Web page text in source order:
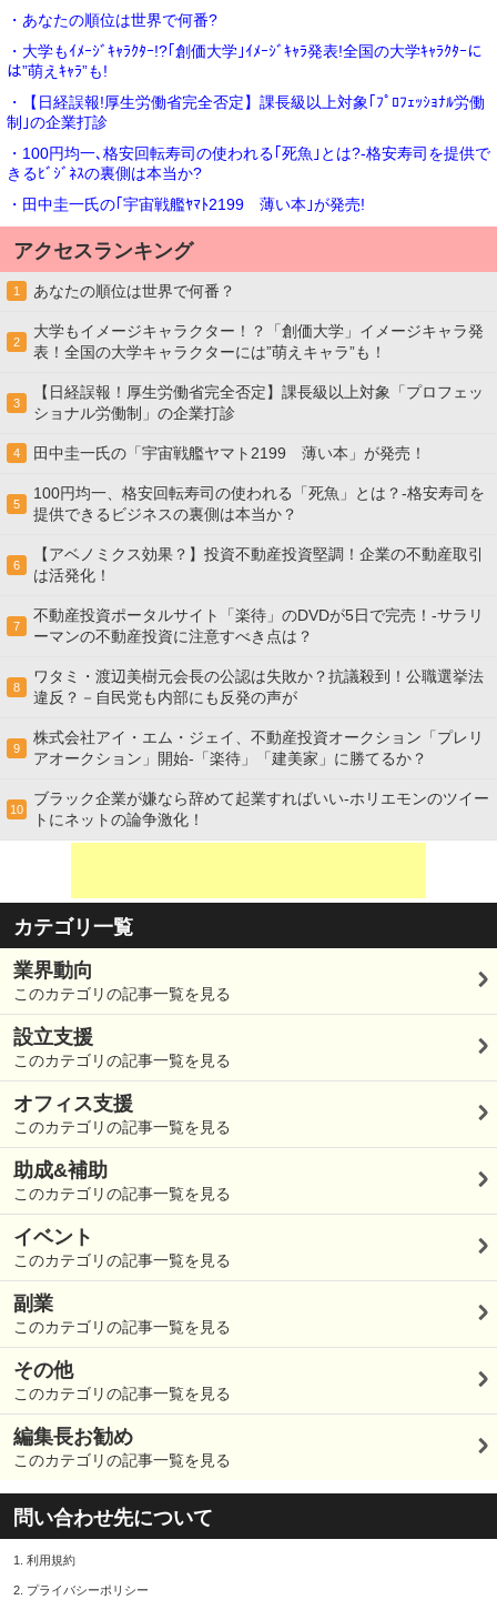
・あなたの順位は世界で何番?
・大学もｲﾒｰｼﾞｷｬﾗｸﾀｰ!?｢創価大学｣ｲﾒｰｼﾞｷｬﾗ発表!全国の大学ｷｬﾗｸﾀｰに
は”萌えｷｬﾗ”も!
・【日経誤報!厚生労働省完全否定】課長級以上対象｢ﾌﾟﾛﾌｪｯｼｮﾅﾙ労働
制｣の企業打診
・100円均一､格安回転寿司の使われる｢死魚｣とは?-格安寿司を提供で
きるﾋﾞｼﾞﾈｽの裏側は本当か?
・田中圭一氏の｢宇宙戦艦ﾔﾏﾄ2199 薄い本｣が発売!
アクセスランキング
1 あなたの順位は世界で何番？
2
大学もイメージキャラクター！？「創価大学」イメージキャラ発
表！全国の大学キャラクターには”萌えキャラ”も！
3
【日経誤報！厚生労働省完全否定】課長級以上対象「プロフェッ
ショナル労働制」の企業打診
4 田中圭一氏の「宇宙戦艦ヤマト2199 薄い本」が発売！
5
100円均一、格安回転寿司の使われる「死魚」とは？-格安寿司を
提供できるビジネスの裏側は本当か？
6
【アベノミクス効果？】投資不動産投資堅調！企業の不動産取引
は活発化！
7
不動産投資ポータルサイト「楽待」のDVDが5日で完売！-サラリ
ーマンの不動産投資に注意すべき点は？
8
ワタミ・渡辺美樹元会長の公認は失敗か？抗議殺到！公職選挙法
違反？－自民党も内部にも反発の声が
9
株式会社アイ・エム・ジェイ、不動産投資オークション「プレリ
アオークション」開始-「楽待」「建美家」に勝てるか？
10
ブラック企業が嫌なら辞めて起業すればいい-ホリエモンのツイー
トにネットの論争激化！
カテゴリ一覧
業界動向
このカテゴリの記事一覧を見る
設立支援
このカテゴリの記事一覧を見る
オフィス支援
このカテゴリの記事一覧を見る
助成&補助
このカテゴリの記事一覧を見る
イベント
このカテゴリの記事一覧を見る
副業
このカテゴリの記事一覧を見る
その他
このカテゴリの記事一覧を見る
編集長お勧め
このカテゴリの記事一覧を見る
問い合わせ先について
1. 利用規約
2. プライバシーポリシー